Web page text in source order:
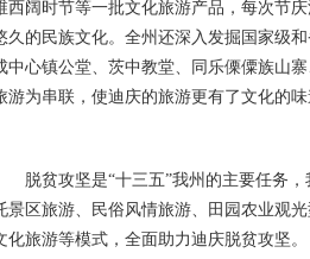
西阔时节等一批文化旅游产品，每次节
久的民族文化。全州还深入发掘国家级
中心镇公堂、茨中教堂、同乐傈僳族山
游为串联，使迪庆的旅游更有了文化的
脱贫攻坚是“十三五”我州的主要任务
景区旅游、民俗风情旅游、田园农业观
化旅游等模式，全面助力迪庆脱贫攻坚。